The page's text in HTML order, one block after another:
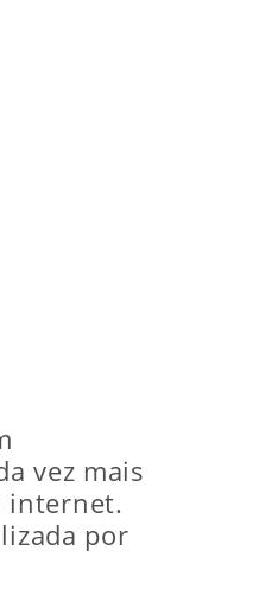
vez mais
internet.
por